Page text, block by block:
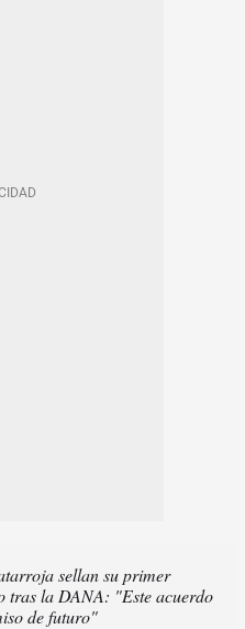
sellan su primer
tras la DANA: "Este acuerdo
de futuro"